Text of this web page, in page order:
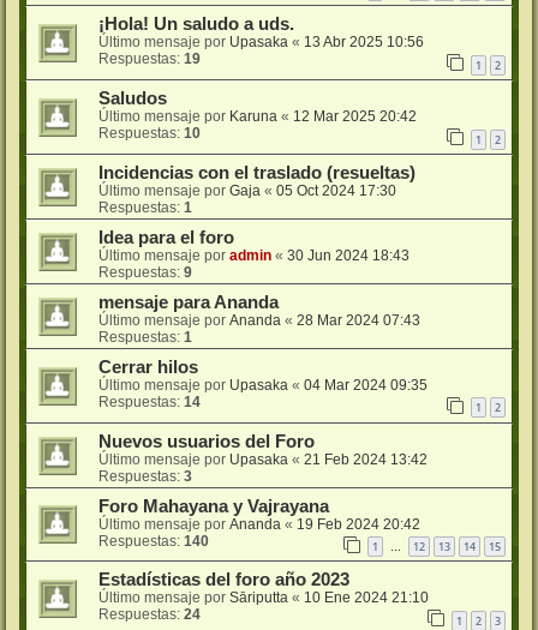
¡Hola! Un saludo a uds.
Último mensaje por Upasaka « 13 Abr 2025 10:56
Respuestas: 19 1 2
Saludos
Último mensaje por Karuna « 12 Mar 2025 20:42
Respuestas: 10 1 2
Incidencias con el traslado (resueltas)
Último mensaje por Gaja « 05 Oct 2024 17:30
Respuestas: 1
Idea para el foro
Último mensaje por admin « 30 Jun 2024 18:43
Respuestas: 9
mensaje para Ananda
Último mensaje por Ananda « 28 Mar 2024 07:43
Respuestas: 1
Cerrar hilos
Último mensaje por Upasaka « 04 Mar 2024 09:35
Respuestas: 14 1 2
Nuevos usuarios del Foro
Último mensaje por Upasaka « 21 Feb 2024 13:42
Respuestas: 3
Foro Mahayana y Vajrayana
Último mensaje por Ananda « 19 Feb 2024 20:42
Respuestas: 140 1 … 12 13 14 15
Estadísticas del foro año 2023
Último mensaje por Sāriputta « 10 Ene 2024 21:10
Respuestas: 24 1 2 3